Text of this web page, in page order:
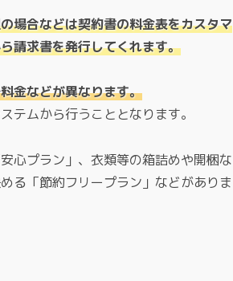
場合などは契約書の料金表をカスタマ
請求書を発行してくれます。
金などが異なります。
テムから行うこととなります。
心プラン」、衣類等の箱詰めや開梱な
る「節約フリープラン」などがありま